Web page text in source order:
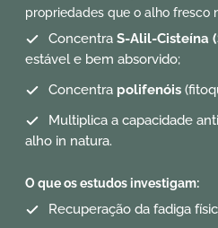
propriedades que o alho fresco
Concentra S-Alil-Cisteína
estável e bem absorvido;
Concentra polifenóis
Multiplica a capacidade
alho in natura.
O que os estudos investigam:
Recuperação da fadiga